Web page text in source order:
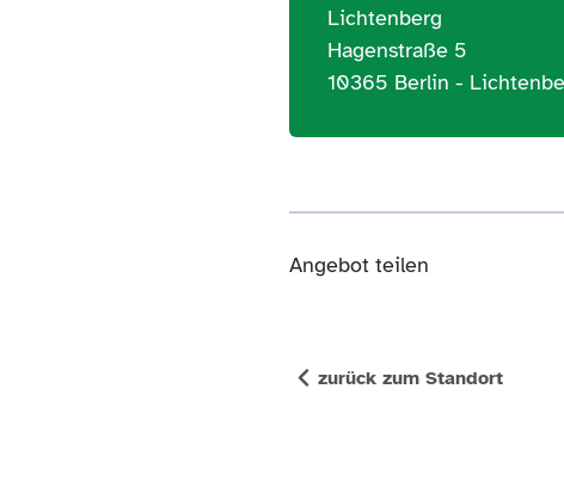
Lichtenberg
Hagenstraße 5
10365 Berlin -
Angebot teilen
zurück zum Standort